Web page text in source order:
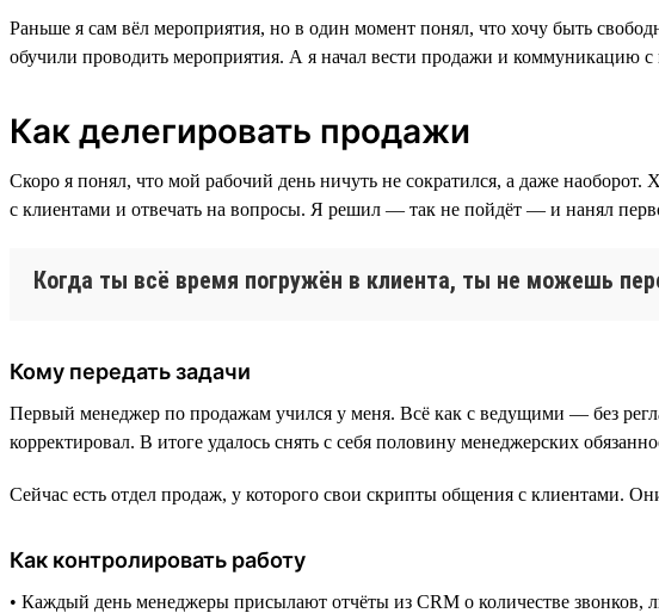
Раньше я сам вёл мероприятия, но в один момент понял, что хочу быть
обучили проводить мероприятия. А я начал вести продажи и коммуникацию с
Как делегировать продажи
Скоро я понял, что мой рабочий день ничуть не сократился, а даже
с клиентами и отвечать на вопросы. Я решил — так не пойдёт — и нанял
Когда ты всё время погружён в клиента, ты не можешь
Кому передать задачи
Первый менеджер по продажам учился у меня. Всё как с ведущими — без
корректировал. В итоге удалось снять с себя половину менеджерских
Сейчас есть отдел продаж, у которого свои скрипты общения с клиентами.
Как контролировать работу
• Каждый день менеджеры присылают отчёты из CRM о количестве звонков,